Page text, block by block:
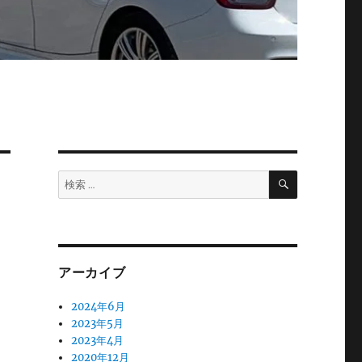
検
索:
検
アーカイブ
2024年6月
2023年5月
2023年4月
2020年12月